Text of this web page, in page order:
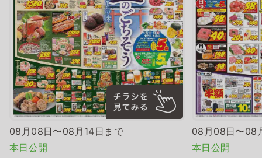
08月08日〜08月14日まで
本日公開
08月08日〜08
本日公開